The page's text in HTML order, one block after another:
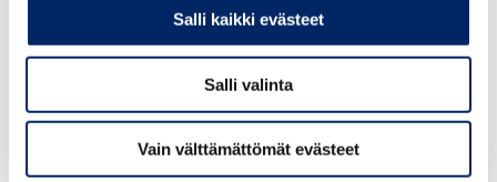
Salli kaikki evästeet
Salli valinta
Vain välttämättömät evästeet
lainvalmistelua tekevissä ministeriöissä, jotta
lainsäätäjällä olisi käytössään oikea tieto
lakiesityksen vaikutuksista. Kysymys on
demokratian toimivuudesta. On myös syytä
huomata, että lainsäädännön arviointineuvosto on
kansainvälisessä vertailussa erittäin kevyesti